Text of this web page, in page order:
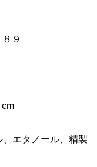
９
エタノール、精製